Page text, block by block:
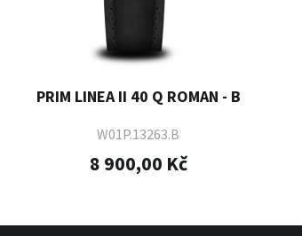
PRIM LINEA II 40 Q ROMAN - B
W01P.13263.B
8 900,00 Kč